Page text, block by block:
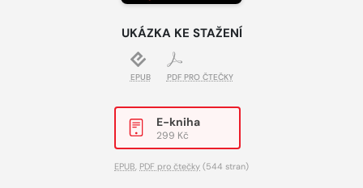
UKÁZKA KE STAŽENÍ
EPUB PDF PRO ČTEČKY
E-kniha
299 Kč
EPUB, PDF pro čtečky (544 stran)